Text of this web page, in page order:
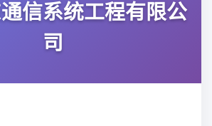
信系统工程有限公
司